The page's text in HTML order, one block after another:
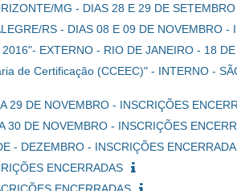
MG - DIAS 28 E 29 DE
RS - DIAS 08 E 09 DE NOVEMBRO -
EXTERNO - RIO DE JANEIRO - 18
de Certificação (CCEEC)" - INTERNO -
DE NOVEMBRO - INSCRIÇÕES
DE NOVEMBRO - INSCRIÇÕES
- DEZEMBRO - INSCRIÇÕES
ENCERRADAS